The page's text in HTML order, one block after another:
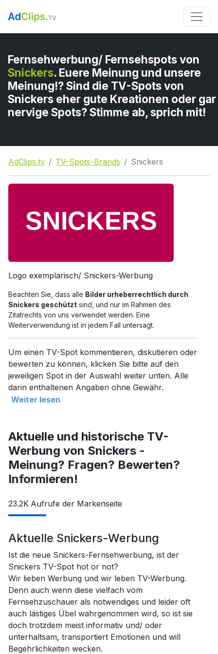
Fernsehwerbung/ Fernsehspots von
Snickers. Euere Meinung und unsere
Meinung!? Sind die TV-Spots von
Snickers eher gute Kreationen oder gar
nervige Spots? Stimme ab, sprich mit!
AdClips.tv TV-Spots-Brands Snickers
Logo exemplarisch/ Snickers-Werbung
Beachten Sie, dass alle Bilder urheberrechtlich durch
Snickers geschütztsind, und nur im Rahmen des
Zitatrechts von uns verwendet werden. Eine
Weiterverwendung ist in jedem Fall untersagt.
Um einen TV-Spot kommentieren, diskutieren oder
bewerten zu können, klicken Sie bitte auf den
jeweiligen Spot in der Auswahl weiter unten. Alle
darin enthaltenen Angaben ohne Gewähr.
Weiter lesen
Aktuelle und historische TV-
Werbung von Snickers -
Meinung? Fragen? Bewerten?
Informieren!
23.2K Aufrufe der Markenseite
Aktuelle Snickers-Werbung
Ist die neue Snickers-Fernsehwerbung, ist der
Snickers TV-Spot hot or not?
Wir lieben Werbung und wir leben TV-Werbung.
Denn auch wenn diese vielfach vom
Fernsehzuschauer als notwendiges und leider oft
auch lästiges Übel wahrgenommen wird, so ist sie
doch trotzdem meist informativ und/ oder
unterhaltsam, transportiert Emotionen und will
Begehrlichkeiten wecken.